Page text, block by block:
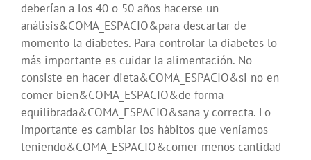
deberían a los 40 o 50 años hacerse un
análisis&COMA_ESPACIO&para descartar de
momento la diabetes. Para controlar la diabetes lo
más importante es cuidar la alimentación. No
consiste en hacer dieta&COMA_ESPACIO&si no en
comer bien&COMA_ESPACIO&de forma
equilibrada&COMA_ESPACIO&sana y correcta. Lo
importante es cambiar los hábitos que veníamos
teniendo&COMA_ESPACIO&comer menos cantidad